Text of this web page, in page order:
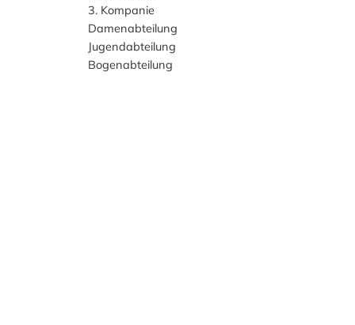
3. Kompanie
Damenabteilung
Jugendabteilung
Bogenabteilung